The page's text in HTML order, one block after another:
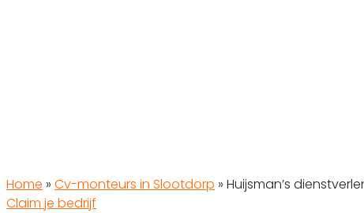
Home » Cv-monteurs in Slootdorp » Huijsman’s
Claim je bedrijf